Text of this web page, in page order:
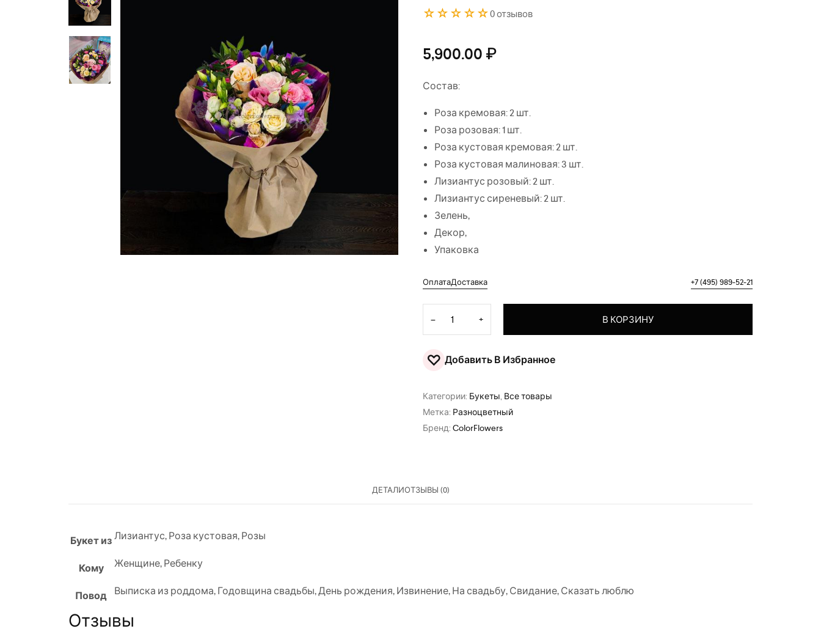
☆☆☆☆☆0 отзывов
5,900.00 ₽
Состав:
Роза кремовая: 2 шт.
Роза розовая: 1 шт.
Роза кустовая кремовая: 2 шт.
Роза кустовая малиновая: 3 шт.
Лизиантус розовый: 2 шт.
Лизиантус сиреневый: 2 шт.
Зелень,
Декор,
Упаковка
ОплатаДоставка +7 (495) 989-52-21
− + В КОРЗИНУ
♡ Добавить В Избранное
Категории: Букеты, Все товары
Метка: Разноцветный
Бренд: ColorFlowers
ДЕТАЛИОТЗЫВЫ (0)
Букет изЛизиантус,Роза кустовая,Розы
Кому Женщине,Ребенку
Повод Выписка из роддома,Годовщина свадьбы,День рождения,Извинение,На свадьбу,Свидание,Сказать люблю
Отзывы